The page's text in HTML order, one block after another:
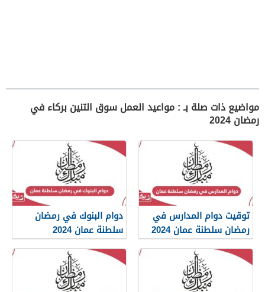
مواضيع ذات صلة بـ : مواعيد العمل سوق التنين بركاء في
رمضان 2024
توقيت دوام المدارس في
رمضان سلطنة عمان 2024
دوام البنوك في رمضان
سلطنة عمان 2024